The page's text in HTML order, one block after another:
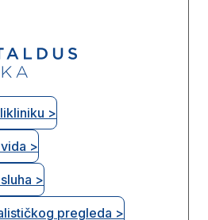
>
>
>
pregleda >